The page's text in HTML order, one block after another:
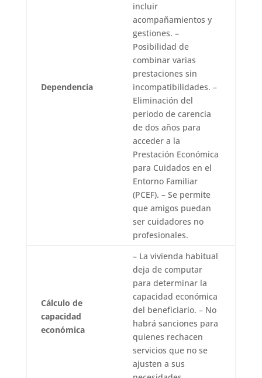
Dependencia
incluir
acompañamientos y
gestiones. –
Posibilidad de
combinar varias
prestaciones sin
incompatibilidades. –
Eliminación del
periodo de carencia
de dos años para
acceder a la
Prestación Económica
para Cuidados en el
Entorno Familiar
(PCEF). – Se permite
que amigos puedan
ser cuidadores no
profesionales.
Cálculo de
capacidad
económica
– La vivienda habitual
deja de computar
para determinar la
capacidad económica
del beneficiario. – No
habrá sanciones para
quienes rechacen
servicios que no se
ajusten a sus